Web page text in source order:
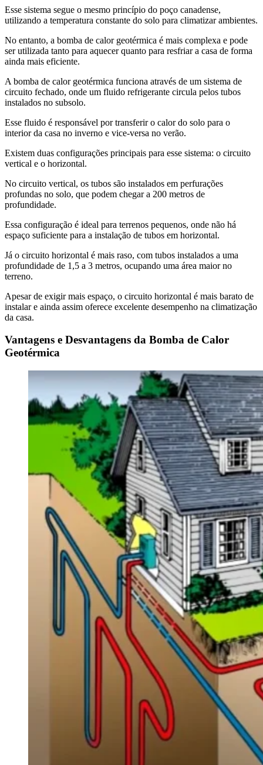
Esse sistema segue o mesmo princípio do poço canadense,
utilizando a temperatura constante do solo para climatizar ambientes.
No entanto, a bomba de calor geotérmica é mais complexa e pode
ser utilizada tanto para aquecer quanto para resfriar a casa de forma
ainda mais eficiente.
A bomba de calor geotérmica funciona através de um sistema de
circuito fechado, onde um fluido refrigerante circula pelos tubos
instalados no subsolo.
Esse fluido é responsável por transferir o calor do solo para o
interior da casa no inverno e vice-versa no verão.
Existem duas configurações principais para esse sistema: o circuito
vertical e o horizontal.
No circuito vertical, os tubos são instalados em perfurações
profundas no solo, que podem chegar a 200 metros de
profundidade.
Essa configuração é ideal para terrenos pequenos, onde não há
espaço suficiente para a instalação de tubos em horizontal.
Já o circuito horizontal é mais raso, com tubos instalados a uma
profundidade de 1,5 a 3 metros, ocupando uma área maior no
terreno.
Apesar de exigir mais espaço, o circuito horizontal é mais barato de
instalar e ainda assim oferece excelente desempenho na climatização
da casa.
Vantagens e Desvantagens da Bomba de Calor
Geotérmica